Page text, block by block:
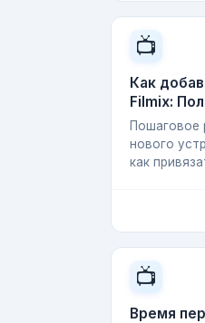
📺
Как
Filmix:
Пошаговое
нового
как
📺
Время